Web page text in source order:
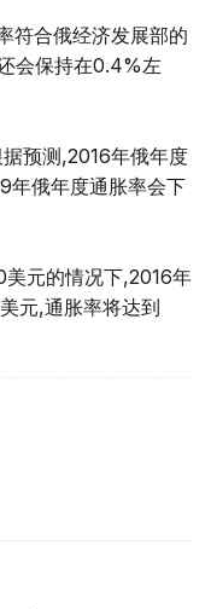
符合俄经济发展部的
会保持在0.4%左
预测,2016年俄年度
年俄年度通胀率会下
元的情况下,2016年
元,通胀率将达到